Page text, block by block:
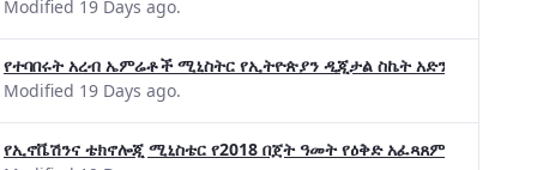
Modified 19 Days ago.
የተባበሩት አረብ ኤምሬቶች ሚኒስትር የኢትዮጵያን ዲጂታል ስኬት አድንቀዋል
Modified 19 Days ago.
የኢኖቬሽንና ቴክኖሎጂ ሚኒስቴር የ2018 በጀት ዓመት የዕቅድ አፈጻጸምና የቀጣይ